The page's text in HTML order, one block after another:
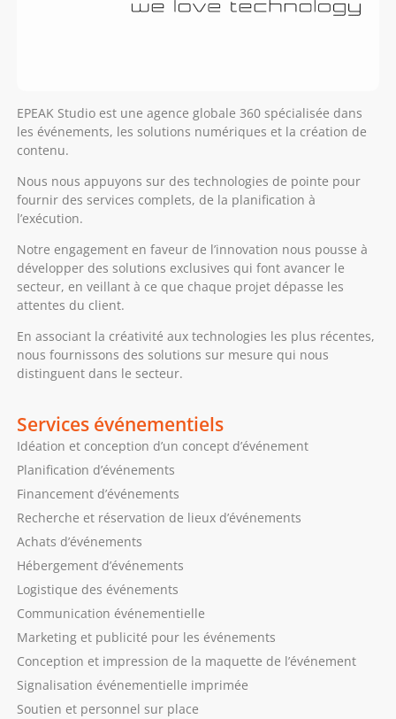
EPEAK Studio est une agence globale 360 spécialisée dans
les événements, les solutions numériques et la création de
contenu.
Nous nous appuyons sur des technologies de pointe pour
fournir des services complets, de la planification à
l’exécution.
Notre engagement en faveur de l’innovation nous pousse à
développer des solutions exclusives qui font avancer le
secteur, en veillant à ce que chaque projet dépasse les
attentes du client.
En associant la créativité aux technologies les plus récentes,
nous fournissons des solutions sur mesure qui nous
distinguent dans le secteur.
Services événementiels
Idéation et conception d’un concept d’événement
Planification d’événements
Financement d’événements
Recherche et réservation de lieux d’événements
Achats d’événements
Hébergement d’événements
Logistique des événements
Communication événementielle
Marketing et publicité pour les événements
Conception et impression de la maquette de l’événement
Signalisation événementielle imprimée
Soutien et personnel sur place